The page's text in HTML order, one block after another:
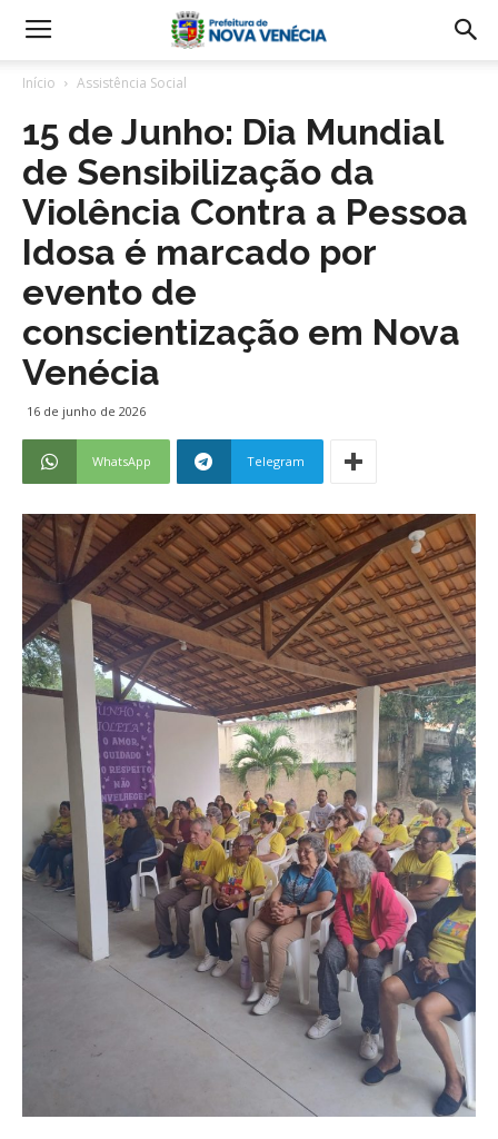
Início Assistência Social
15 de Junho: Dia Mundial
de Sensibilização da
Violência Contra a Pessoa
Idosa é marcado por
evento de
conscientização em Nova
Venécia
16 de junho de 2026
WhatsApp Telegram